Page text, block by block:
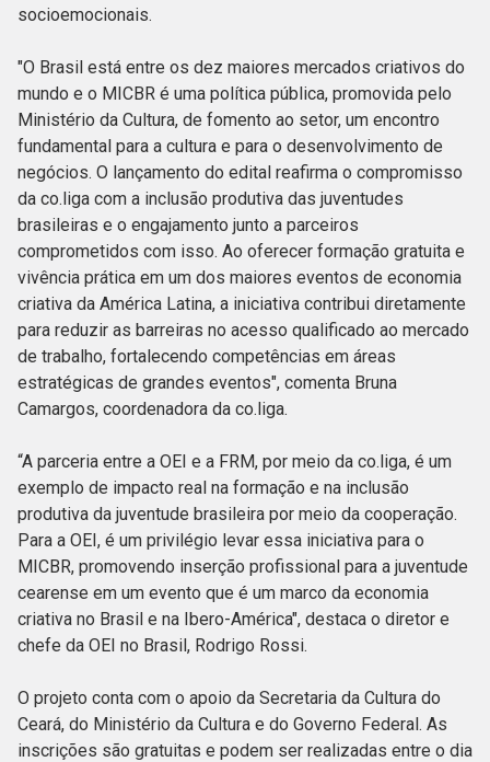
socioemocionais.
"O Brasil está entre os dez maiores mercados criativos do
mundo e o MICBR é uma política pública, promovida pelo
Ministério da Cultura, de fomento ao setor, um encontro
fundamental para a cultura e para o desenvolvimento de
negócios. O lançamento do edital reafirma o compromisso
da co.liga com a inclusão produtiva das juventudes
brasileiras e o engajamento junto a parceiros
comprometidos com isso. Ao oferecer formação gratuita e
vivência prática em um dos maiores eventos de economia
criativa da América Latina, a iniciativa contribui diretamente
para reduzir as barreiras no acesso qualificado ao mercado
de trabalho, fortalecendo competências em áreas
estratégicas de grandes eventos", comenta Bruna
Camargos, coordenadora da co.liga.
“A parceria entre a OEI e a FRM, por meio da co.liga, é um
exemplo de impacto real na formação e na inclusão
produtiva da juventude brasileira por meio da cooperação.
Para a OEI, é um privilégio levar essa iniciativa para o
MICBR, promovendo inserção profissional para a juventude
cearense em um evento que é um marco da economia
criativa no Brasil e na Ibero-América", destaca o diretor e
chefe da OEI no Brasil, Rodrigo Rossi.
O projeto conta com o apoio da Secretaria da Cultura do
Ceará, do Ministério da Cultura e do Governo Federal. As
inscrições são gratuitas e podem ser realizadas entre o dia